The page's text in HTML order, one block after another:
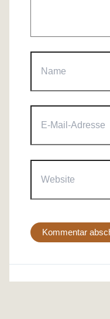
Mail-